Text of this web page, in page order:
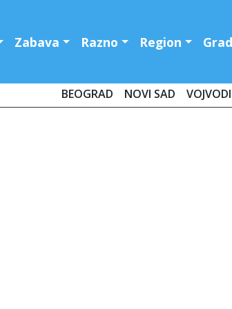
Zabava Razno Region
BEOGRAD NOVI SAD